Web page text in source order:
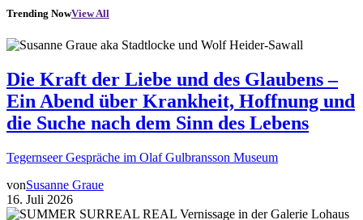
Trending NowView All
Die Kraft der Liebe und des Glaubens –
Ein Abend über Krankheit, Hoffnung und
die Suche nach dem Sinn des Lebens
Tegernseer Gespräche im Olaf Gulbransson Museum
vonSusanne Graue
16. Juli 2026